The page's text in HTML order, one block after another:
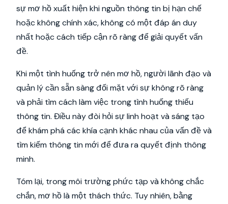
sự mơ hồ xuất hiện khi nguồn thông tin bị hạn chế
hoặc không chính xác, không có một đáp án duy
nhất hoặc cách tiếp cận rõ ràng để giải quyết vấn
đề.
Khi một tình huống trở nên mơ hồ, người lãnh đạo và
quản lý cần sẵn sàng đối mặt với sự không rõ ràng
và phải tìm cách làm việc trong tình huống thiếu
thông tin. Điều này đòi hỏi sự linh hoạt và sáng tạo
để khám phá các khía cạnh khác nhau của vấn đề và
tìm kiếm thông tin mới để đưa ra quyết định thông
minh.
Tóm lại, trong môi trường phức tạp và không chắc
chắn, mơ hồ là một thách thức. Tuy nhiên, bằng